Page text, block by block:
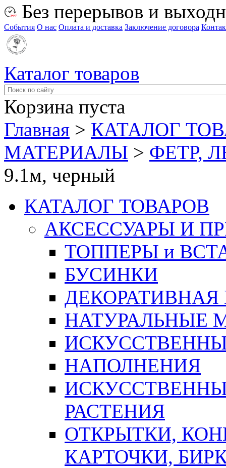
Без перерывов и
События О нас Оплата и доставка Заключение договора
Каталог товаров
Корзина пуста
Главная > КАТАЛОГ
МАТЕРИАЛЫ > ФЕТР,
9.1м, черный
КАТАЛОГ ТОВАРОВ
АКСЕССУАРЫ И
ТОППЕРЫ и
БУСИНКИ
ДЕКОРАТИВНАЯ
НАТУРАЛЬНЫЕ
НАПОЛНЕНИЯ
РАСТЕНИЯ
ОТКРЫТКИ,
КАРТОЧКИ,